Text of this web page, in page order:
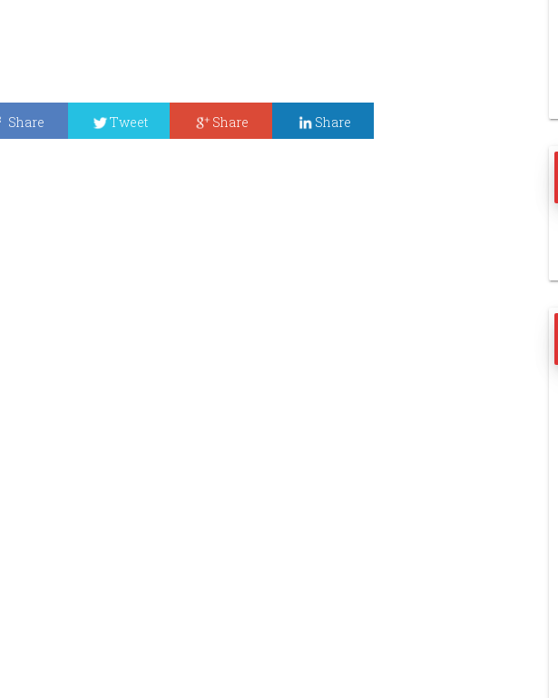
Share Tweet Share Share